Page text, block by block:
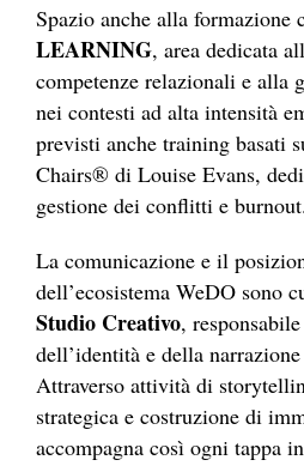
Spazio anche alla formazione
LEARNING, area dedicata
competenze relazionali e alla
nei contesti ad alta intensità
previsti anche training basati
Chairs® di Louise Evans,
gestione dei conflitti e burnout.
La comunicazione e il
dell’ecosistema WeDO sono
Studio Creativo,
dell’identità e della
Attraverso attività di
strategica e costruzione di
accompagna così ogni tappa